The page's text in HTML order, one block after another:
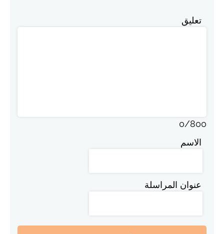
تعليق
0/800
الاسم
عنوان المراسلة